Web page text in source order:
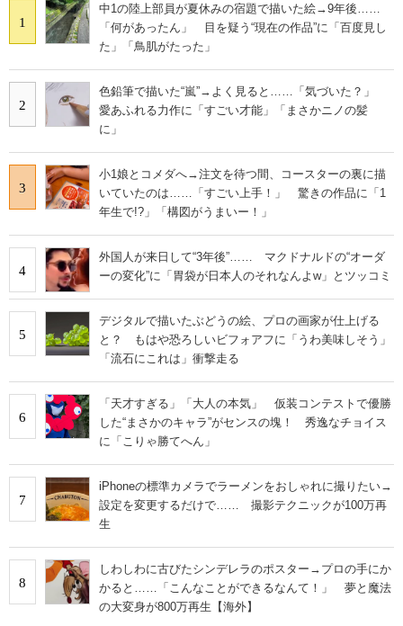
1
中1の陸上部員が夏休みの宿題で描いた絵→9年後……
「何があったん」 目を疑う“現在の作品”に「百度見し
た」「鳥肌がたった」
2
色鉛筆で描いた“嵐”→よく見ると……「気づいた？」
愛あふれる力作に「すごい才能」「まさかニノの髪
に」
3
小1娘とコメダへ→注文を待つ間、コースターの裏に描
いていたのは……「すごい上手！」 驚きの作品に「1
年生で!?」「構図がうまいー！」
4
外国人が来日して“3年後”…… マクドナルドの“オーダ
ーの変化”に「胃袋が日本人のそれなんよw」とツッコミ
5
デジタルで描いたぶどうの絵、プロの画家が仕上げる
と？ もはや恐ろしいビフォアフに「うわ美味しそう」
「流石にこれは」衝撃走る
6
「天才すぎる」「大人の本気」 仮装コンテストで優勝
した“まさかのキャラ”がセンスの塊！ 秀逸なチョイス
に「こりゃ勝てへん」
7
iPhoneの標準カメラでラーメンをおしゃれに撮りたい→
設定を変更するだけで…… 撮影テクニックが100万再
生
8
しわしわに古びたシンデレラのポスター→プロの手にか
かると……「こんなことができるなんて！」 夢と魔法
の大変身が800万再生【海外】